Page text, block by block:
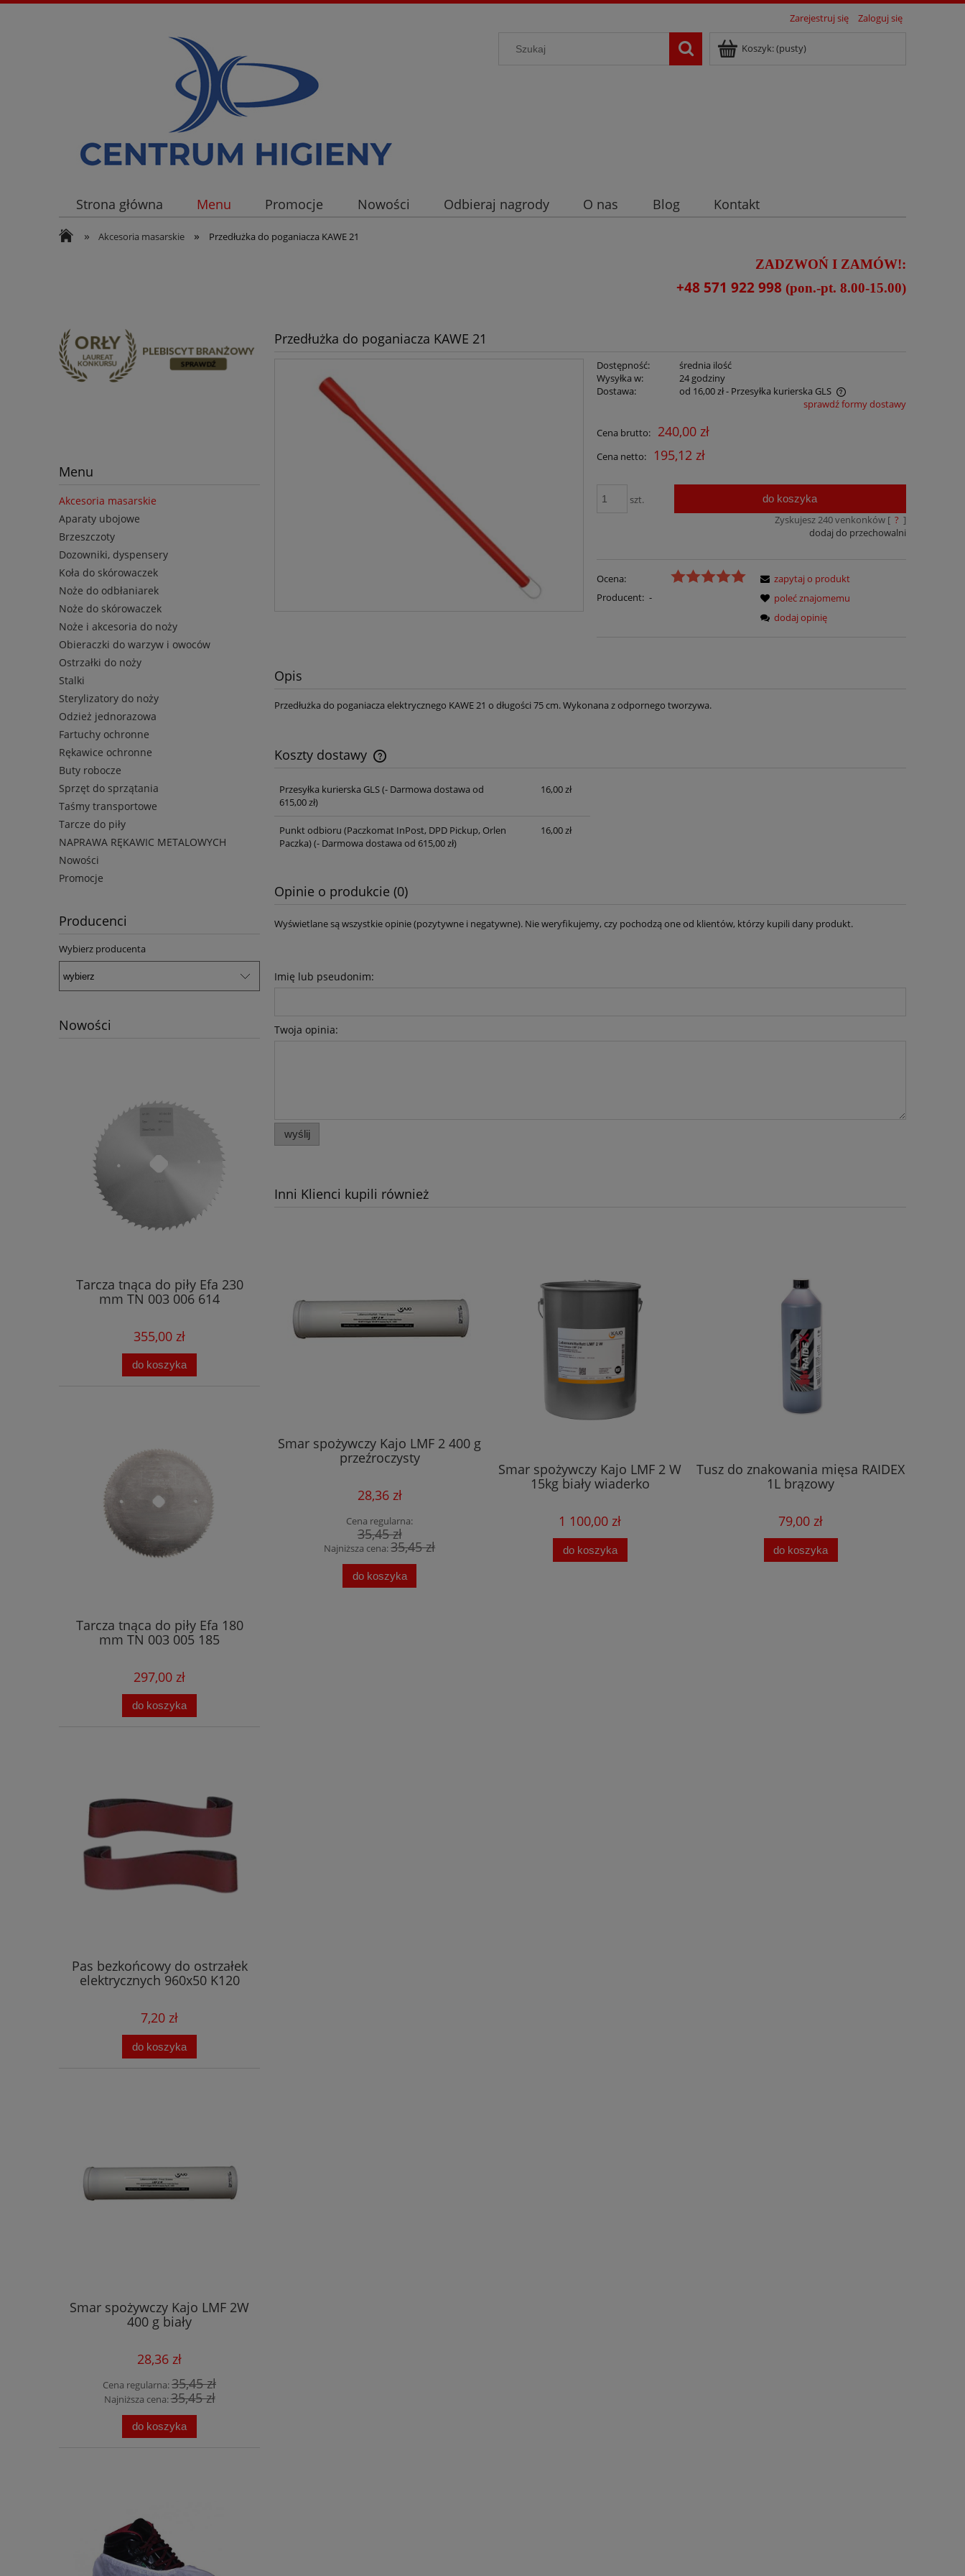
Zarejestruj się Zaloguj się
Koszyk:(pusty)
Strona główna Menu Promocje Nowości Odbieraj nagrody O nas Blog Kontakt
» Akcesoria masarskie » Przedłużka do poganiacza KAWE 21
ZADZWOŃ I ZAMÓW!:
+48 571 922 998 (pon.-pt. 8.00-15.00)
Menu
Akcesoria masarskie
Aparaty ubojowe
Brzeszczoty
Dozowniki, dyspensery
Koła do skórowaczek
Noże do odbłaniarek
Noże do skórowaczek
Noże i akcesoria do noży
Obieraczki do warzyw i owoców
Ostrzałki do noży
Stalki
Sterylizatory do noży
Odzież jednorazowa
Fartuchy ochronne
Rękawice ochronne
Buty robocze
Sprzęt do sprzątania
Taśmy transportowe
Tarcze do piły
NAPRAWA RĘKAWIC METALOWYCH
Nowości
Promocje
Producenci
Wybierz producenta
Nowości
Tarcza tnąca do piły Efa 230
mm TN 003 006 614
355,00 zł
do koszyka
Tarcza tnąca do piły Efa 180
mm TN 003 005 185
297,00 zł
do koszyka
Pas bezkońcowy do ostrzałek
elektrycznych 960x50 K120
7,20 zł
do koszyka
Smar spożywczy Kajo LMF 2W
400 g biały
28,36 zł
Cena regularna:35,45 zł
Najniższa cena:35,45 zł
do koszyka
Przedłużka do poganiacza KAWE 21
Dostępność:
średnia ilość
Wysyłka w:
24 godziny
Dostawa:
od 16,00 zł- Przesyłka kurierska GLS
płatności
sprawdź formy dostawy
Cena brutto: 240,00 zł
Cena netto: 195,12 zł
szt. do koszyka
Zyskujesz240venkonków [ ? ]
dodaj do przechowalni
Ocena:
Producent: -
zapytaj o produkt
poleć znajomemu
dodaj opinię
Opis
Przedłużka do poganiacza elektrycznego KAWE 21 o długości 75 cm. Wykonana z odpornego tworzywa.
Koszty dostawy
Cena nie zawiera ewentualnych kosztów
Przesyłka kurierska GLS(- Darmowa dostawa od
615,00 zł)
16,00 zł
Punkt odbioru (Paczkomat InPost, DPD Pickup, Orlen
Paczka)(- Darmowa dostawa od 615,00 zł)
16,00 zł
Opinie o produkcie (0)
Wyświetlane są wszystkie opinie (pozytywne i negatywne). Nie weryfikujemy, czy pochodzą one od klientów, którzy kupili dany produkt.
Imię lub pseudonim:
Twoja opinia:
wyślij
Inni Klienci kupili również
Smar spożywczy Kajo LMF 2 400 g
przeźroczysty
28,36 zł
Cena regularna:
35,45 zł
Najniższa cena:35,45 zł
do koszyka
Smar spożywczy Kajo LMF 2 W
15kg biały wiaderko
1 100,00 zł
do koszyka
Tusz do znakowania mięsa RAIDEX
1L brązowy
79,00 zł
do koszyka